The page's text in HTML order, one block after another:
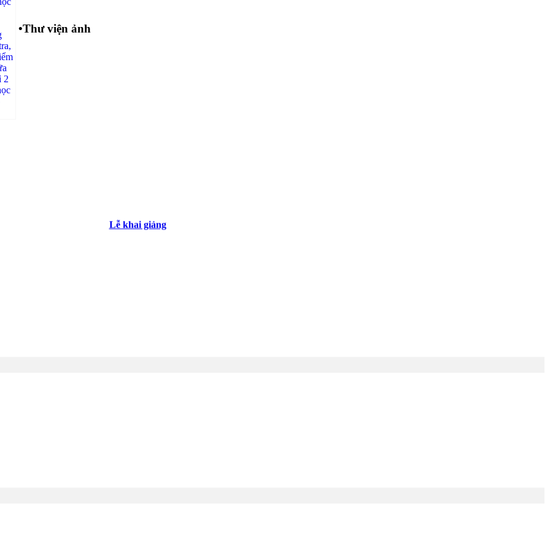
•Thư viện ảnh
Lễ khai giảng
học 2025-2026